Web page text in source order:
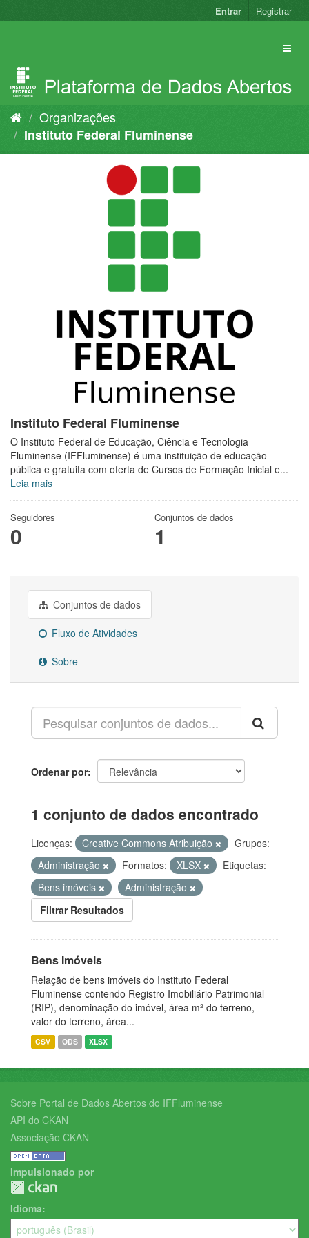
para
Entrar Registrar
Organizações
Instituto Federal Fluminense
Instituto Federal Fluminense
O Instituto Federal de Educação, Ciência e Tecnologia
Fluminense (IFFluminense) é uma instituição de educação
pública e gratuita com oferta de Cursos de Formação Inicial e...
Leia mais
Seguidores
0
Conjuntos de dados
1
Conjuntos de dados
Fluxo de Atividades
Sobre
Ordenar por
1 conjunto de dados encontrado
Licenças: Creative Commons Atribuição
Grupos:
Administração
Formatos: XLSX
Etiquetas:
Bens imóveis
Administração
Filtrar Resultados
Bens Imóveis
Relação de bens imóveis do Instituto Federal
Fluminense contendo Registro Imobiliário Patrimonial
(RIP), denominação do imóvel, área m² do terreno,
valor do terreno, área...
CSV ODS XLSX
Sobre Portal de Dados Abertos do IFFluminense
API do CKAN
Associação CKAN
Impulsionado por
Idioma